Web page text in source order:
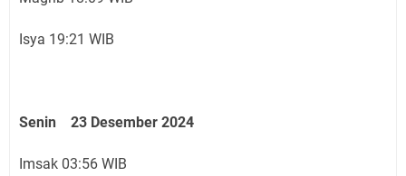
Isya 19:21 WIB
Senin 23 Desember 2024
Imsak 03:56 WIB